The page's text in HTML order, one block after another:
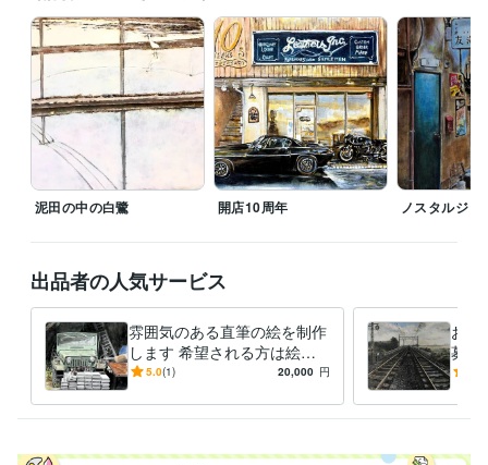
YAMANE art club 2022年5月 ~ 現在
株式会社スクロール 1994年3月 ~ 2012年2月
受賞歴
第40回一陽展　一陽賞 第37回一陽展　奨励賞 第38回一陽展　奨励
賞 第3回　八戸市美術報奨
得意分野
イラスト作成・漫画制作 色鉛筆画 油絵
絵画
学歴
泥田の中の白鷺 開店10周年 ノスタルジッ
出品者の人気サービス
雰囲気のある直筆の絵を制作
します 希望される方は絵を
発送いたします。(送料別)
5.0(1) 20,000 円
お好
募展
みの